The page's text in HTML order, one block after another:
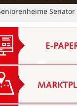
Beil-Optik